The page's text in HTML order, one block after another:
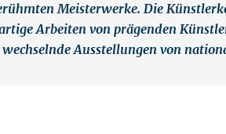
Meisterwerke. Die
Arbeiten von prägenden
wechselnde Ausstellungen von